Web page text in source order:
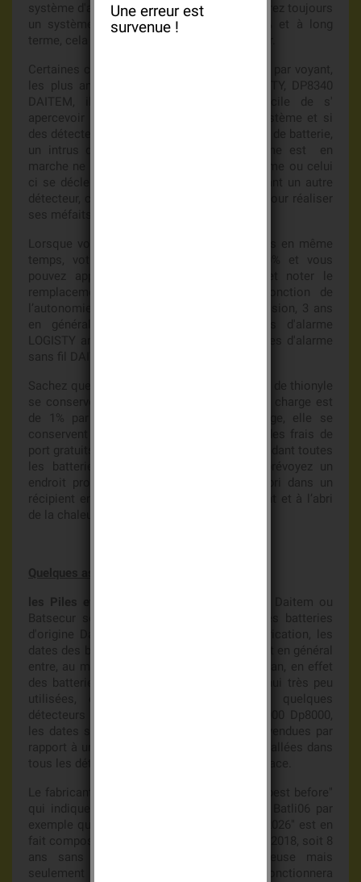
système d'alarme l'une après l'autre vous aurez toujours
un système qui n'est pas efficace à 100% et à long
terme, cela vous coutera finalement plus cher.
Certaines centrales ne vous avertissent que par voyant,
les plus anciennes tel que L3303F, LOGISTY, DP8340
DAITEM, il n'est donc pas toujours facile de s'
apercevoir d'un problème de batterie du système et si
des détecteurs de mouvement sont en panne de batterie,
un intrus qui passe devant lorsque l'alarme est en
marche ne pas déclenchera pas votre système ou celui
ci se déclenchera plus tard en passant devant un autre
détecteur, ceci laissant du temps au voleur pour réaliser
ses méfaits.
Lorsque vous remplacez toutes les batteries en même
temps, votre système est efficace à 100% et vous
pouvez appliquer une date anniversaire et noter le
remplacement à une date précise en fonction de
l’autonomie de votre système d’alarme intrusion, 3 ans
en général sur la plupart des systèmes d'alarme
LOGISTY anciens et 5 ans pour les systèmes d'alarme
sans fil DAITEM.
Sachez que les batteries Lithium au chlorure de thionyle
se conservent très bien, en effet la perte de charge est
de 1% par an, pas de soucis de stockage, elle se
conservent plus de dix ans, alors profitez des frais de
port gratuits à partir de 66 euros en commandant toutes
les batteries que vous avez besoin, et prévoyez un
endroit propre et sec, et mettez les à l’abri dans un
récipient en plastique fermé hermétiquement et à l’abri
de la chaleur et du froid.
Quelques astuces
les Piles et batteries
: les batteries Lithium Daitem ou
Batsecur se conservent très longtemps, les batteries
d'origine Daitem indiquent une date de fabrication, les
dates des batteries que nous vendons varient en général
entre, au mieux 3 mois et parfois plus de 1 an, en effet
des batteries tels les Batli01 sont aujourd’hui très peu
utilisées, dans les claviers DP8000 et quelques
détecteurs des plus anciennes gamme D8000 Dp8000,
les dates sont donc plus longues car peu vendues par
rapport à une batterie Batli26 ou Batli38 installées dans
tous les détecteurs et claviers e-Nova et Espace.
Le fabricant Batsecur, lui indique une date "best before"
qui indique "meilleure avant", une batterie Batli06 par
exemple qui indique une date " best before 2026" est en
fait composée de batteries de fabrication en 2018, soit 8
ans sans que la batterie soit défectueuse mais
seulement meilleure avant 2026, mais fonctionnera
Une erreur est
survenue !